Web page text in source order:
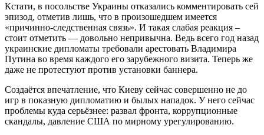
Кстати, в посольстве Украины отказались комментировать сей
эпизод, отметив лишь, что в произошедшем имеется
«причинно-следственная связь». И такая слабая реакция –
стоит отметить — довольно непривычна. Ведь всего год назад
украинские дипломаты требовали арестовать Владимира
Путина во время каждого его зарубежного визита. Теперь же
даже не протестуют против установки баннера.
Создаётся впечатление, что Киеву сейчас совершенно не до
игр в показную дипломатию и былых нападок. У него сейчас
проблемы куда серьёзнее: развал фронта, коррупционные
скандалы, давление США по мирному урегулированию.